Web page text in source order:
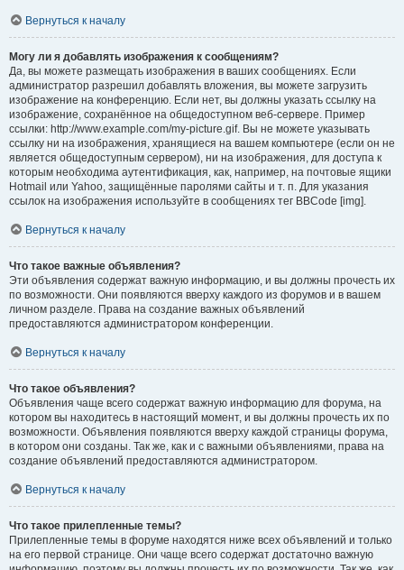
Вернуться к началу
Могу ли я добавлять изображения к сообщениям?
Да, вы можете размещать изображения в ваших сообщениях. Если
администратор разрешил добавлять вложения, вы можете загрузить
изображение на конференцию. Если нет, вы должны указать ссылку на
изображение, сохранённое на общедоступном веб-сервере. Пример
ссылки: http://www.example.com/my-picture.gif. Вы не можете указывать
ссылку ни на изображения, хранящиеся на вашем компьютере (если он не
является общедоступным сервером), ни на изображения, для доступа к
которым необходима аутентификация, как, например, на почтовые ящики
Hotmail или Yahoo, защищённые паролями сайты и т. п. Для указания
ссылок на изображения используйте в сообщениях тег BBCode [img].
Вернуться к началу
Что такое важные объявления?
Эти объявления содержат важную информацию, и вы должны прочесть их
по возможности. Они появляются вверху каждого из форумов и в вашем
личном разделе. Права на создание важных объявлений
предоставляются администратором конференции.
Вернуться к началу
Что такое объявления?
Объявления чаще всего содержат важную информацию для форума, на
котором вы находитесь в настоящий момент, и вы должны прочесть их по
возможности. Объявления появляются вверху каждой страницы форума,
в котором они созданы. Так же, как и с важными объявлениями, права на
создание объявлений предоставляются администратором.
Вернуться к началу
Что такое прилепленные темы?
Прилепленные темы в форуме находятся ниже всех объявлений и только
на его первой странице. Они чаще всего содержат достаточно важную